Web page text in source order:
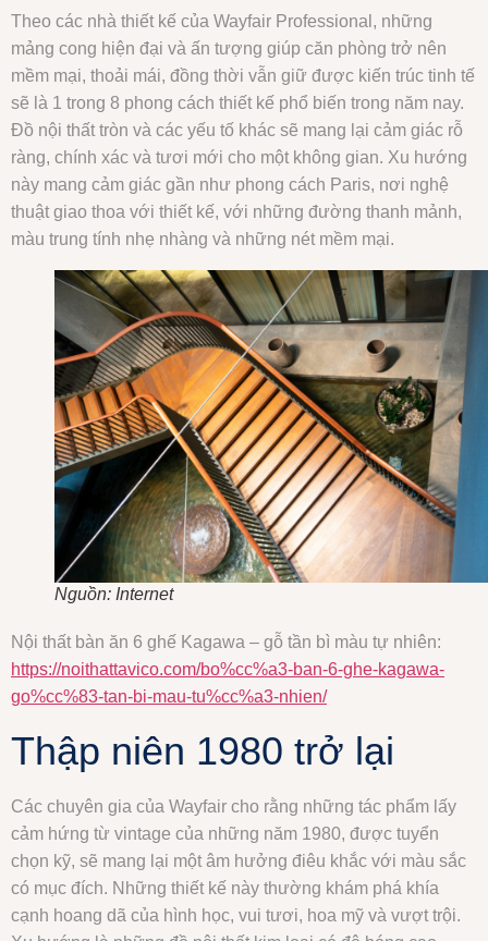
Theo các nhà thiết kế của Wayfair Professional, những
mảng cong hiện đại và ấn tượng giúp căn phòng trở nên
mềm mại, thoải mái, đồng thời vẫn giữ được kiến trúc tinh tế
sẽ là 1 trong 8 phong cách thiết kế phổ biến trong năm nay.
Đồ nội thất tròn và các yếu tố khác sẽ mang lại cảm giác rỗ
ràng, chính xác và tươi mới cho một không gian. Xu hướng
này mang cảm giác gần như phong cách Paris, nơi nghệ
thuật giao thoa với thiết kế, với những đường thanh mảnh,
màu trung tính nhẹ nhàng và những nét mềm mại.
Nguồn: Internet
Nội thất bàn ăn 6 ghế Kagawa – gỗ tần bì màu tự nhiên:
https://noithattavico.com/bo%cc%a3-ban-6-ghe-kagawa-
go%cc%83-tan-bi-mau-tu%cc%a3-nhien/
Thập niên 1980 trở lại
Các chuyên gia của Wayfair cho rằng những tác phẩm lấy
cảm hứng từ vintage của những năm 1980, được tuyển
chọn kỹ, sẽ mang lại một âm hưởng điêu khắc với màu sắc
có mục đích. Những thiết kế này thường khám phá khía
cạnh hoang dã của hình học, vui tươi, hoa mỹ và vượt trội.